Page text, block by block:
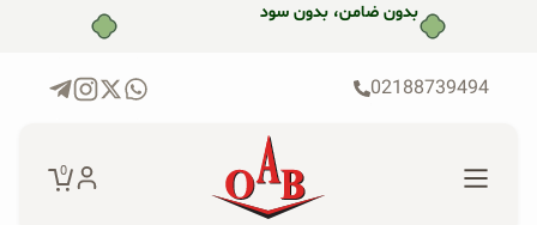
02188739494
0